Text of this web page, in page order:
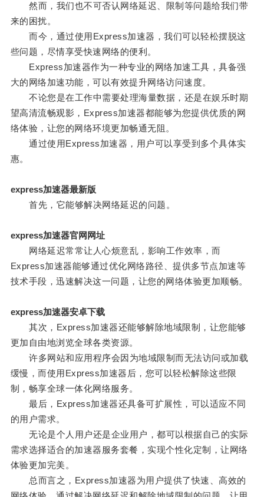
然而，我们也不可否认网络延迟、限制等问题给我们带
来的困扰。
而今，通过使用Express加速器，我们可以轻松摆脱这
些问题，尽情享受快速网络的便利。
Express加速器作为一种专业的网络加速工具，具备强
大的网络加速功能，可以有效提升网络访问速度。
不论您是在工作中需要处理海量数据，还是在娱乐时期
望高清流畅观影，Express加速器都能够为您提供优质的网
络体验，让您的网络环境更加畅通无阻。
通过使用Express加速器，用户可以享受到多个具体实
惠。
express加速器最新版
首先，它能够解决网络延迟的问题。
express加速器官网网址
网络延迟常常让人心烦意乱，影响工作效率，而
Express加速器能够通过优化网络路径、提供多节点加速等
技术手段，迅速解决这一问题，让您的网络体验更加顺畅。
express加速器安卓下载
其次，Express加速器还能够解除地域限制，让您能够
更加自由地浏览全球各类资源。
许多网站和应用程序会因为地域限制而无法访问或加载
缓慢，而使用Express加速器后，您可以轻松解除这些限
制，畅享全球一体化网络服务。
最后，Express加速器还具备可扩展性，可以适应不同
的用户需求。
无论是个人用户还是企业用户，都可以根据自己的实际
需求选择适合的加速器服务套餐，实现个性化定制，让网络
体验更加完美。
总而言之，Express加速器为用户提供了快速、高效的